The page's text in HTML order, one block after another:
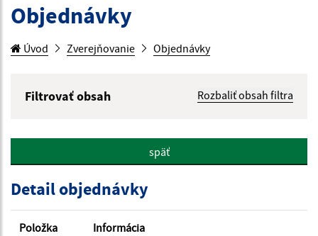
Objednávky
Úvod Zverejňovanie Objednávky
Filtrovať obsah
Rozbaliť obsah filtra
Hľadať v:
Typ dátumu:
späť
Detail objednávky
Položka Informácia